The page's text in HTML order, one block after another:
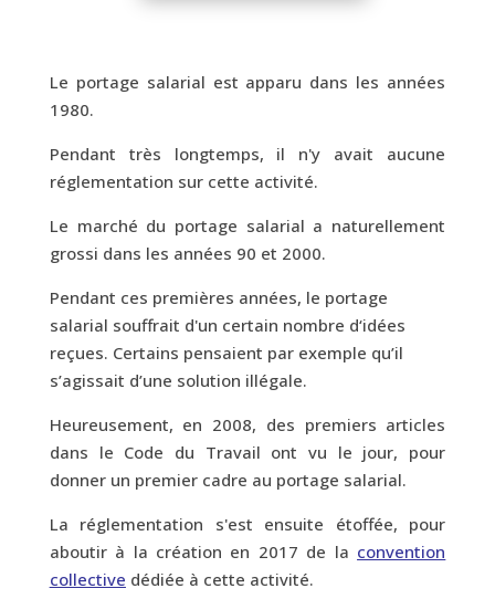
Le portage salarial est apparu dans les années
1980.
Pendant très longtemps, il n'y avait aucune
réglementation sur cette activité.
Le marché du portage salarial a naturellement
grossi dans les années 90 et 2000.
Pendant ces premières années, le portage
salarial souffrait d'un certain nombre d‘idées
reçues. Certains pensaient par exemple qu’il
s’agissait d’une solution illégale.
Heureusement, en 2008, des premiers articles
dans le Code du Travail ont vu le jour, pour
donner un premier cadre au portage salarial.
La réglementation s'est ensuite étoffée, pour
aboutir à la création en 2017 de la convention
collective dédiée à cette activité.